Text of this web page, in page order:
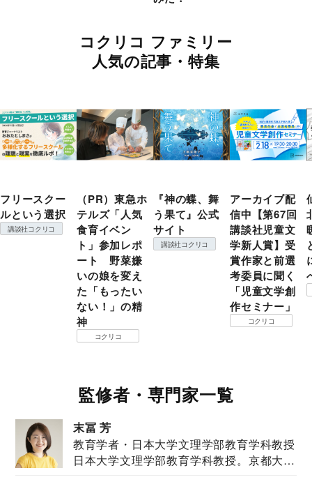
コクリコ ファミリー
人気の記事・特集
フリースクー
ルという選択
講談社コクリコ
（PR）東急ホ
テルズ「人気
食育イベン
ト」参加レポ
ート 野菜嫌
いの娘を変え
た「もったい
ない！」の精
神
コクリコ
『神の蝶、舞
う果て』公式
サイト
講談社コクリコ
アーカイブ配
信中【第67回
講談社児童文
学新人賞】受
賞作家と前選
考委員に聞く
「児童文学創
作セミナー」
コクリコ
監修者・専門家一覧
末冨 芳
教育学者・日本大学文理学部教育学科教授
日本大学文理学部教育学科教授。京都大学